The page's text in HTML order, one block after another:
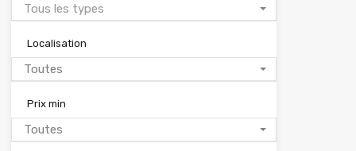
Tous les types
Localisation
Toutes
Prix min
Toutes